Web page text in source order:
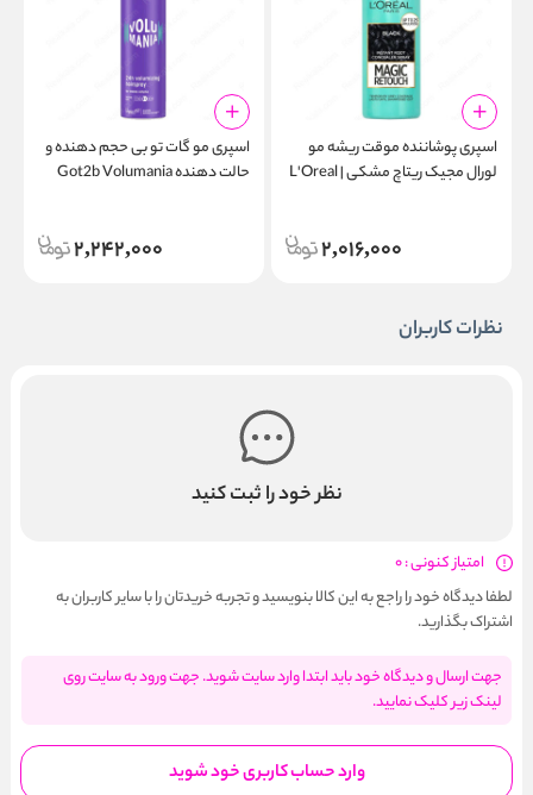
اسپری پوشاننده موقت ریشه مو
لورال مجیک ریتاچ مشکی | L'Oreal
2,016,000
اسپری مو گات تو بی حجم دهنده و
حالت دهنده Got2b Volumania
2,242,000
نظرات کاربران
نظر خود را ثبت کنید
امتیاز کنونی : 0
لطفا دیدگاه خود را راجع به این کالا بنویسید و تجربه خریدتان را با سایر کاربران به
اشتراک بگذارید.
جهت ارسال و دیدگاه خود باید ابتدا وارد سایت شوید. جهت ورود به سایت روی
لینک زیر کلیک نمایید.
وارد حساب کاربری خود شوید